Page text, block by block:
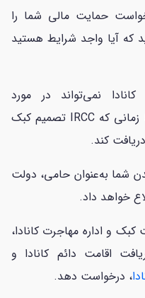
حمایت مالی شما را
که آیا واجد شرایط هستید
نمی‌تواند در مورد
درخواست شما تصمیم بگیرد تا زمانی که IRCC تصمیم کبک
کند.
شما به‌عنوان حامی، دولت
خواهد داد.
و اداره مهاجرت کانادا،
اقامت دائم کانادا و
، درخواست دهد.